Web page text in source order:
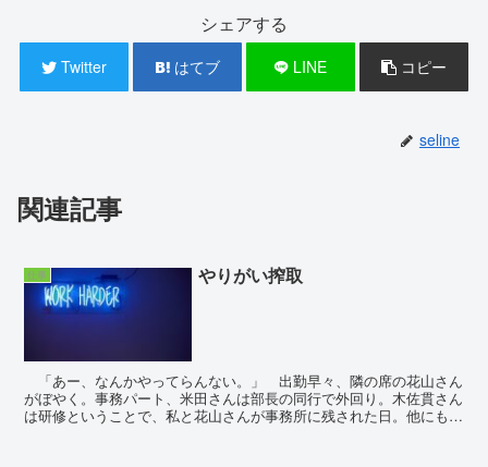
シェアする
Twitter はてブ LINE コピー
seline
関連記事
仕事 やりがい搾取
「あー、なんかやってらんない。」 出勤早々、隣の席の花山さん
がぼやく。事務パート、米田さんは部長の同行で外回り。木佐貫さん
は研修ということで、私と花山さんが事務所に残された日。他にも社